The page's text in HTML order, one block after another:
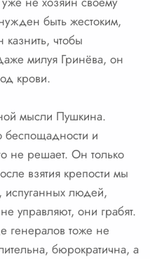
быть жестоким,
чтобы
милуя Гринёва, он
крови.
мысли Пушкина.
беспощадности и
не решает. Он только
взятия крепости мы
людей,
управляют, они грабят.
генералов тоже не
бюрократична, а